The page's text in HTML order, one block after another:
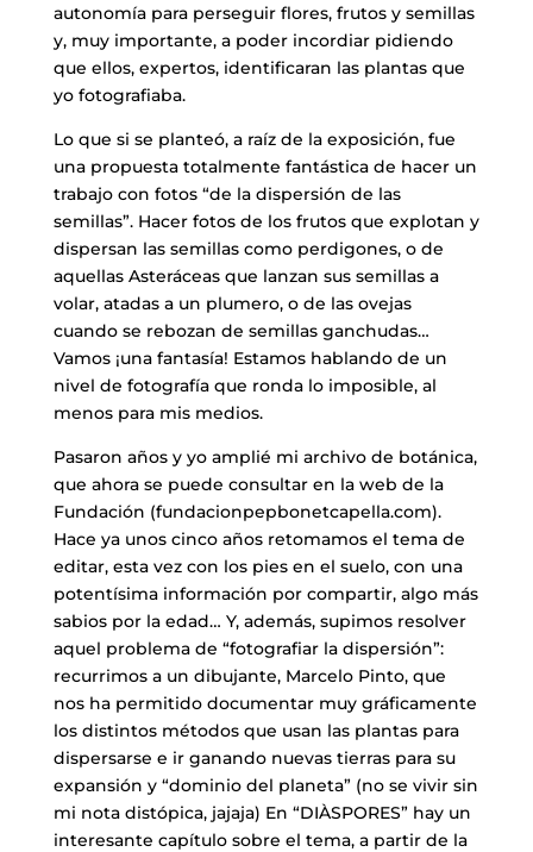
autonomía para perseguir flores, frutos y semillas
y, muy importante, a poder incordiar pidiendo
que ellos, expertos, identificaran las plantas que
yo fotografiaba.
Lo que si se planteó, a raíz de la exposición, fue
una propuesta totalmente fantástica de hacer un
trabajo con fotos “de la dispersión de las
semillas”. Hacer fotos de los frutos que explotan y
dispersan las semillas como perdigones, o de
aquellas Asteráceas que lanzan sus semillas a
volar, atadas a un plumero, o de las ovejas
cuando se rebozan de semillas ganchudas…
Vamos ¡una fantasía! Estamos hablando de un
nivel de fotografía que ronda lo imposible, al
menos para mis medios.
Pasaron años y yo amplié mi archivo de botánica,
que ahora se puede consultar en la web de la
Fundación (fundacionpepbonetcapella.com).
Hace ya unos cinco años retomamos el tema de
editar, esta vez con los pies en el suelo, con una
potentísima información por compartir, algo más
sabios por la edad… Y, además, supimos resolver
aquel problema de “fotografiar la dispersión”:
recurrimos a un dibujante, Marcelo Pinto, que
nos ha permitido documentar muy gráficamente
los distintos métodos que usan las plantas para
dispersarse e ir ganando nuevas tierras para su
expansión y “dominio del planeta” (no se vivir sin
mi nota distópica, jajaja) En “DIÀSPORES” hay un
interesante capítulo sobre el tema, a partir de la